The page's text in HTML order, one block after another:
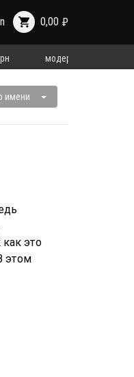
0,00 ₽
модерн
имени
это
этом